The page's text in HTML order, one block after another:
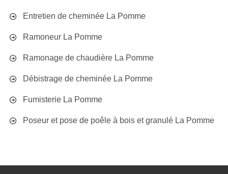
Entretien de cheminée La Pomme
Ramoneur La Pomme
Ramonage de chaudière La Pomme
Débistrage de cheminée La Pomme
Fumisterie La Pomme
Poseur et pose de poêle à bois et granulé La Pomme